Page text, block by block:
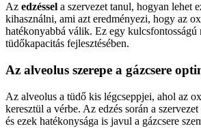
Az edzéssel a szervezet tanul, hogyan lehet
kihasználni, ami azt eredményezi, hogy az
hatékonyabbá válik. Ez egy kulcsfontosságú
tüdőkapacitás fejlesztésében.
Az alveolus szerepe a gázcsere
Az alveolus a tüdő kis légcseppjei, ahol az
keresztül a vérbe. Az edzés során a
és ezek hatékonysága is javul a gázcsere